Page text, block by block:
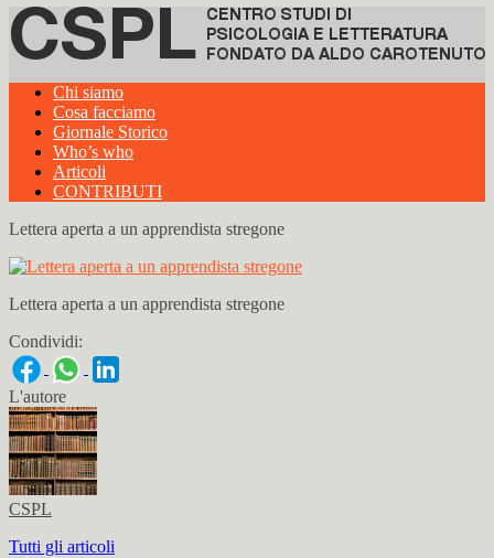
Chi siamo
Cosa facciamo
Giornale Storico
Who’s who
Articoli
CONTRIBUTI
Lettera aperta a un apprendista stregone
Lettera aperta a un apprendista stregone
Condividi:
L'autore
CSPL
Tutti gli articoli